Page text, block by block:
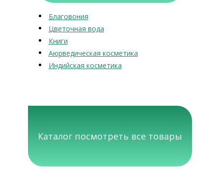
Благовония
Цветочная вода
Книги
Аюрведическая косметика
Индийская косметика
Каталог посмотреть все товары